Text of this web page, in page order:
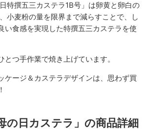
特撰五三カステラ1B号」は卵黄と卵白の
小麦粉の量を限界まで減らすことで、し
い食感を実現した特撰五三カステラを使
とつ手作業で焼き上げています。
ケージ＆カステラデザインは、思わず買
の日カステラ」の商品詳細